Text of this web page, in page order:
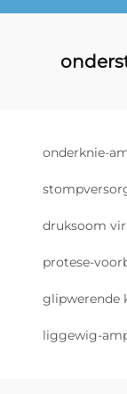
onderknie-
druksoom
protese-
glipwerende
liggewig-